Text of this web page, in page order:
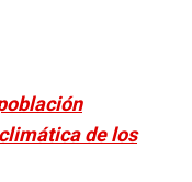
de los